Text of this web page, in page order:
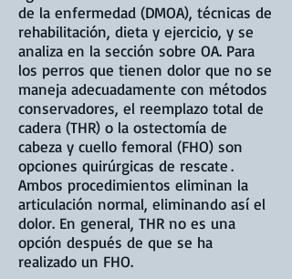
de la enfermedad (DMOA), técnicas de
rehabilitación, dieta y ejercicio, y se
analiza en la sección sobre OA. Para
los perros que tienen dolor que no se
maneja adecuadamente con métodos
conservadores, el reemplazo total de
cadera (THR) o la ostectomía de
cabeza y cuello femoral (FHO) son
opciones quirúrgicas de rescate.
Ambos procedimientos eliminan la
articulación normal, eliminando así el
dolor. En general, THR no es una
opción después de que se ha
realizado un FHO.